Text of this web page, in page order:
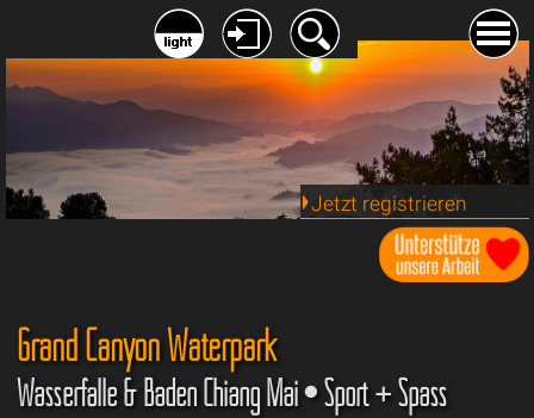
Jetzt registrieren
Grand Canyon Waterpark
Wasserfälle & Baden Chiang Mai • Sport + Spass